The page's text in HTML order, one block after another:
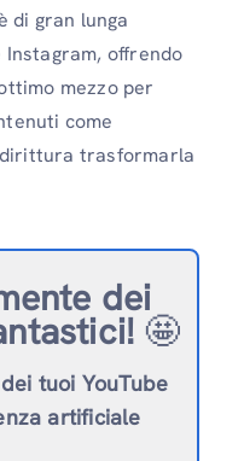
di gran lunga
Instagram, offrendo
mezzo per
come
trasformarla
dei
🤩
tuoi YouTube
artificiale